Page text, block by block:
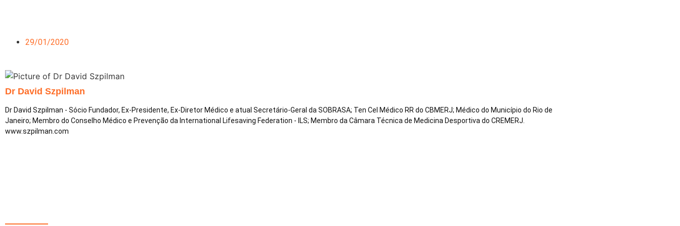
29/01/2020
Dr David Szpilman
Dr David Szpilman - Sócio Fundador, Ex-Presidente, Ex-Diretor Médico e atual Secretário-Geral da SOBRASA; Ten Cel Médico RR do CBMERJ; Médico do Município do Rio de
Janeiro; Membro do Conselho Médico e Prevenção da International Lifesaving Federation - ILS; Membro da Câmara Técnica de Medicina Desportiva do CREMERJ.
www.szpilman.com